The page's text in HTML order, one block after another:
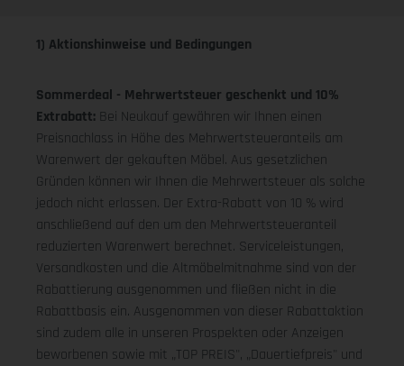
1) Aktionshinweise und Bedingungen
Sommerdeal - Mehrwertsteuer geschenkt und 10%
Extrabatt: Bei Neukauf gewähren wir Ihnen einen
Preisnachlass in Höhe des Mehrwertsteueranteils am
Warenwert der gekauften Möbel. Aus gesetzlichen
Gründen können wir Ihnen die Mehrwertsteuer als solche
jedoch nicht erlassen. Der Extra-Rabatt von 10 % wird
anschließend auf den um den Mehrwertsteueranteil
reduzierten Warenwert berechnet. Serviceleistungen,
Versandkosten und die Altmöbelmitnahme sind von der
Rabattierung ausgenommen und fließen nicht in die
Rabattbasis ein. Ausgenommen von dieser Rabattaktion
sind zudem alle in unseren Prospekten oder Anzeigen
beworbenen sowie mit „TOP PREIS", „Dauertiefpreis" und